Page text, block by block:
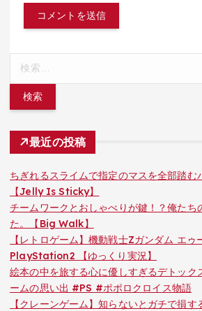
最近の投稿
ちぎれるスライムで指定のマスを全部踏
【Jelly Is Sticky】
チームワークとおしゃべりが鍵！？俺たち
た。【Big Walk】
【レトロゲーム】機動戦士Zガンダム エ
PlayStation2 【ゆっくり実況】
絵本の中を旅する心に優しすぎるデトッ
ームの思い出 #PS #ポポロクロイス物語
【クレーンゲーム】知らないとガチで損